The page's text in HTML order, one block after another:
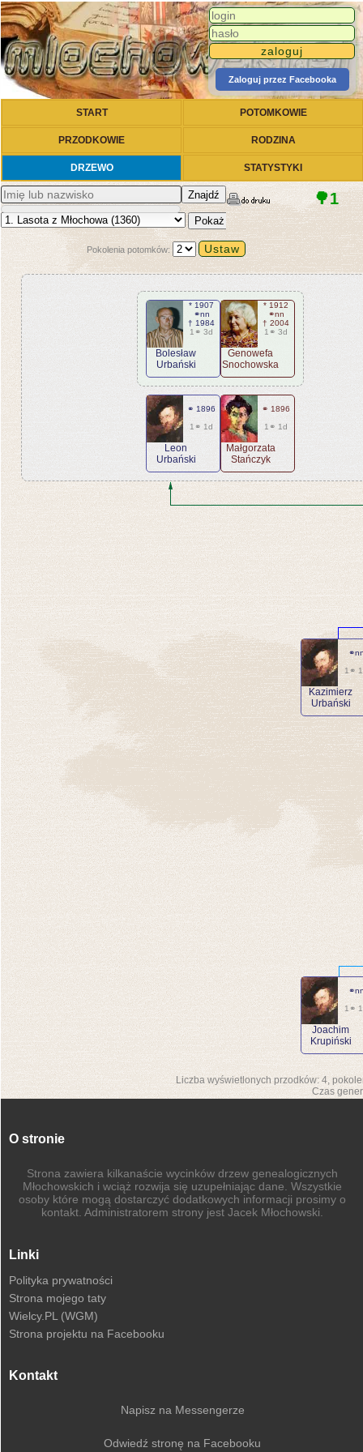
Zaloguj przez Facebooka
START POTOMKOWIE
PRZODKOWIE RODZINA
DRZEWO STATYSTYKI
Znajdź 🌳1
Pokaż
Pokolenia potomków:
* 1907
⚭nn
† 1984
1⚭ 3d
Bolesław
Urbański
* 1912
⚭nn
† 2004
1⚭ 3d
Genowefa
Snochowska
⚭ 1896
1⚭ 1d
Leon
Urbański
⚭ 1896
1⚭ 1d
Małgorzata
Stańczyk
1⚭
Kazimierz
Urbański
1⚭
Joachim
Krupiński
Liczba wyświetlonych przodków: 4,
Czas
O stronie
Strona zawiera kilkanaście wycinków drzew genealogicznych
Młochowskich i wciąż rozwija się uzupełniając dane. Wszystkie
osoby które mogą dostarczyć dodatkowych informacji prosimy o
kontakt. Administratorem strony jest Jacek Młochowski.
Linki
Polityka prywatności
Strona mojego taty
Wielcy.PL (WGM)
Strona projektu na Facebooku
Kontakt
Napisz na Messengerze
Odwiedź stronę na Facebooku